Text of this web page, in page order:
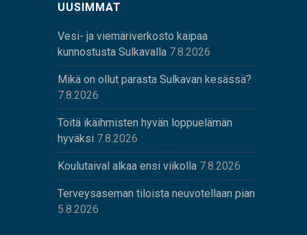
UUSIMMAT
Vesi- ja viemäriverkosto kaipaa
kunnostusta Sulkavalla 7.8.2026
Mikä on ollut parasta Sulkavan kesässä?
7.8.2026
Töitä ikäihmisten hyvän loppuelämän
hyväksi 7.8.2026
Koulutaival alkaa ensi viikolla 7.8.2026
Terveysaseman tiloista neuvotellaan pian
5.8.2026